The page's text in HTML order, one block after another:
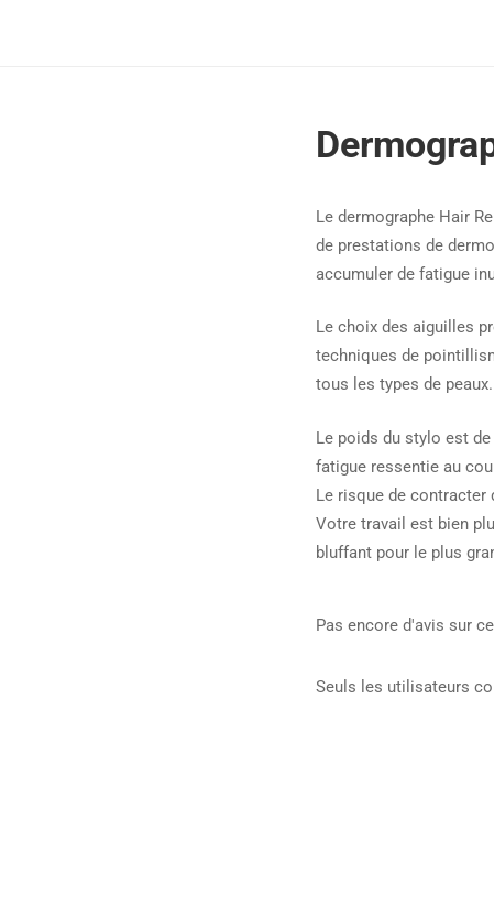
Le dermographe Hair
de prestations de
accumuler de fatigue
Le choix des aiguilles
techniques de
tous les types de peaux.
Le poids du stylo est
fatigue ressentie au
Le risque de contracter
Votre travail est bien
bluffant pour le plus
Pas encore d'avis sur
Seuls les utilisateurs